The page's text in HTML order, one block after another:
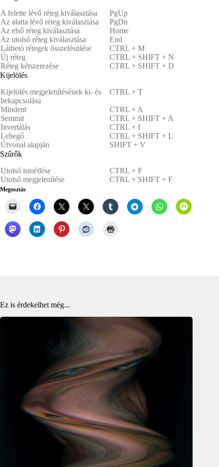
A felette lévő réteg kiválasztása
PgUp
Az alatta lévő réteg kiválasztása
PgDn
Az első réteg kiválasztása
Home
Az utolsó réteg kiválasztása
End
Láthetó rétegek összefésülése
CTRL + M
Új réteg
CTRL + SHIFT + N
Réteg kétszerezése
CTRL + SHIFT + D
Kijelölés
Kijelölés megjelenítésének ki- és
bekapcsolása
CTRL + T
Mindent
CTRL + A
Semmit
CTRL + SHIFT + A
Invertálás
CTRL + I
Lebegő
CTRL + SHIFT + L
Útvonal alapján
SHIFT + V
Szűrők
Utolsó ismétlése
CTRL + F
Utolsó megjelenítése
CTRL + SHIFT + F
Megosztás
Ez is érdekelhet még...